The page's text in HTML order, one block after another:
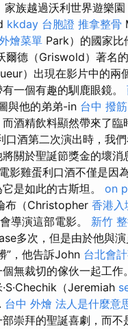
家族越過沃利世界遊樂
kkday 台胞證 推拿整骨
燴菜單 Park）的國家比
爾德（Griswold）著名
）出現在影片中的兩
一個有趣的馴鹿眼鏡。
與他的弟弟-in 台中 撥
酒精飲料顯然帶來了臨
口酒第二次演出時，我
關於聖誕節獎金的壞消
電影雞蛋利口酒不僅是因
是如此的古斯坦。 on
布（Christopher 香港入
導演這部電影。 新竹
多次，但是由於他與
”，他告訴John 台北會
無裁切的傢伙一起工作
（Jeremiah
台中 外燴 法人是什麼意
崇拜的聖誕喜劇，而不